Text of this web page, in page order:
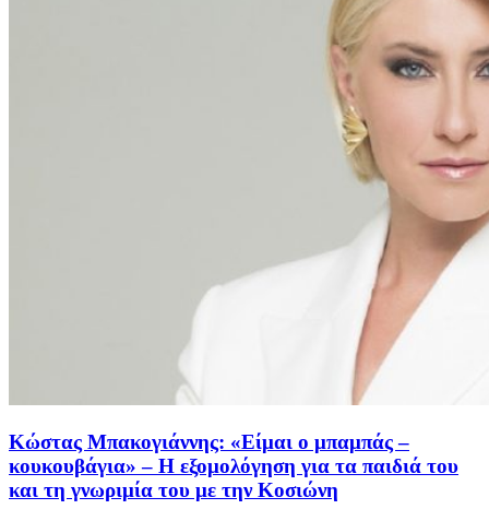
Κώστας Μπακογιάννης: «Είμαι ο μπαμπάς –
κουκουβάγια» – Η εξομολόγηση για τα παιδιά του
και τη γνωριμία του με την Κοσιώνη